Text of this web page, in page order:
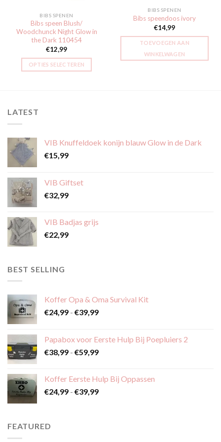
BIBS SPENEN
Bibs speen Blush/
Woodchunck Night Glow in
the Dark 110454
€12,99
OPTIES SELECTEREN
gekozen
op
productpagina
BIBS SPENEN
Bibs speendoos ivory
€14,99
TOEVOEGEN AAN
WINKELWAGEN
LATEST
VIB Knuffeldoek konijn blauw Glow in de Dark
€15,99
VIB Giftset
€32,99
VIB Badjas grijs
€22,99
BEST SELLING
Koffer Opa & Oma Survival Kit
€24,99 - €39,99Prijsklasse:
€39,99
Papabox voor Eerste Hulp Bij Poepluiers 2
€38,99 - €59,99Prijsklasse:
€59,99
Koffer Eerste Hulp Bij Oppassen
€24,99 - €39,99Prijsklasse:
FEATURED